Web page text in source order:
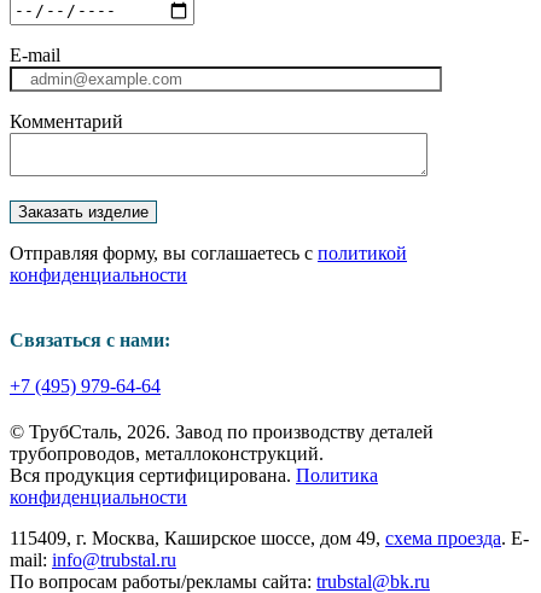
E-mail
Комментарий
Отправляя форму, вы соглашаетесь с политикой
конфиденциальности
Связаться с нами:
+7 (495) 979-64-64
© ТрубСталь, 2026. Завод по производству деталей
трубопроводов, металлоконструкций.
Вся продукция сертифицирована. Политика
конфиденциальности
115409, г. Москва, Каширское шоссе, дом 49, схема проезда. E-
mail: info@trubstal.ru
По вопросам работы/рекламы сайта: trubstal@bk.ru